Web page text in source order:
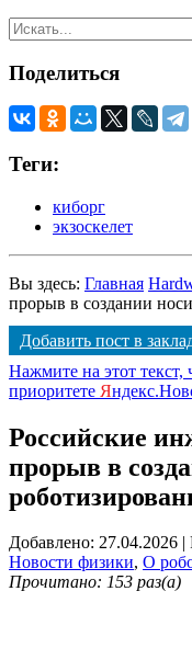
Поделиться
Теги:
киборг
экзоскелет
Вы здесь: Главная
прорыв в создании
Добавить пост в
Нажмите на этот текст,
приоритете Я
Российские
прорыв в
Добавлено: 27.04.2026
Новости физики, О
Прочитано: 153 раз(а)